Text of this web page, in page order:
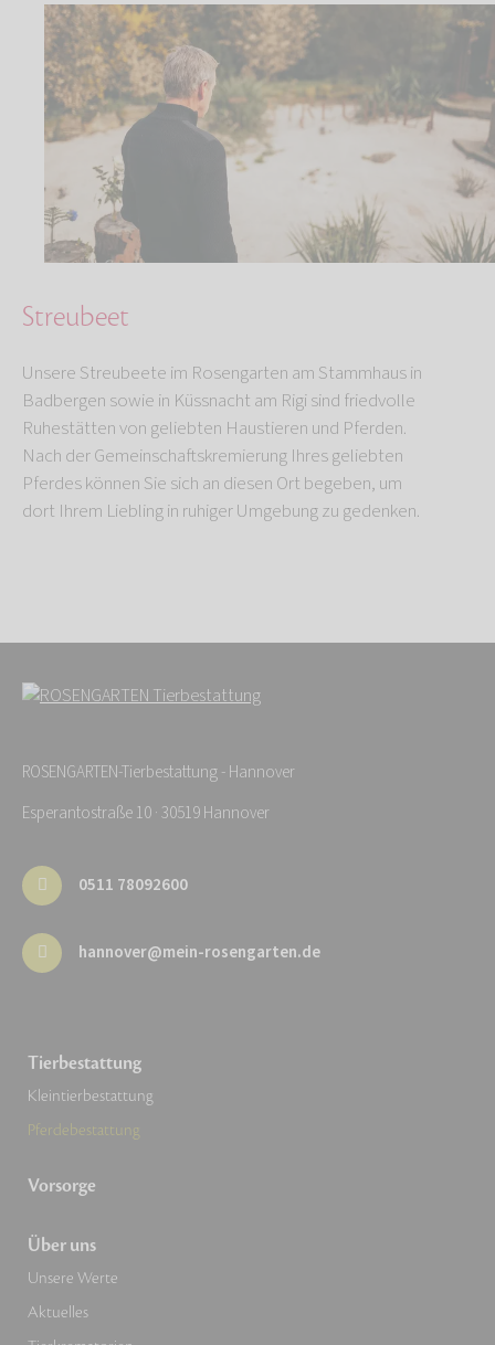
Streubeet
Unsere Streubeete im Rosengarten am Stammhaus in
Badbergen sowie in Küssnacht am Rigi sind friedvolle
Ruhestätten von geliebten Haustieren und Pferden.
Nach der Gemeinschaftskremierung Ihres geliebten
Pferdes können Sie sich an diesen Ort begeben, um
dort Ihrem Liebling in ruhiger Umgebung zu gedenken.
ROSENGARTEN-Tierbestattung - Hannover
Esperantostraße 10 · 30519 Hannover
0511 78092600
hannover@mein-rosengarten.de
Tierbestattung
Kleintierbestattung
Pferdebestattung
Vorsorge
Über uns
Unsere Werte
Aktuelles